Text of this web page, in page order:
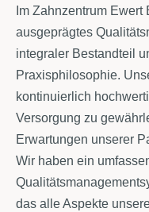
Im Zahnzentrum
ausgeprägtes
integraler Bestandteil
Praxisphilosophie.
kontinuierlich
Versorgung zu
Erwartungen unserer
Wir haben ein
das alle Aspekte